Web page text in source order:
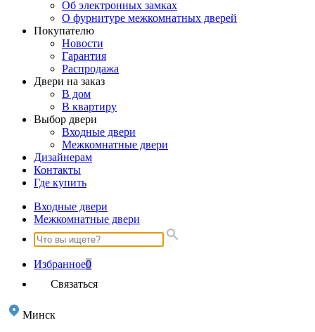
Об электронных замках
О фурнитуре межкомнатных дверей
Покупателю
Новости
Гарантия
Распродажа
Двери на заказ
В дом
В квартиру
Выбор двери
Входные двери
Межкомнатные двери
Дизайнерам
Контакты
Где купить
Входные двери
Межкомнатные двери
Избранное0
Связаться
Минск